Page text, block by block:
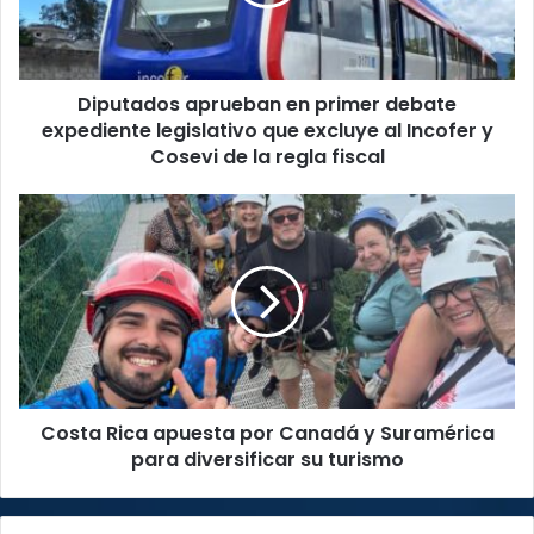
legislativo
que
excluye
Incofer
de
la
regla
fiscal
Diputados aprueban en primer debate
expediente legislativo que excluye al Incofer y
Cosevi de la regla fiscal
Costa
Rica
apuesta
por
Canadá
y
Suramérica
para
diversificar
Costa Rica apuesta por Canadá y Suramérica
para diversificar su turismo